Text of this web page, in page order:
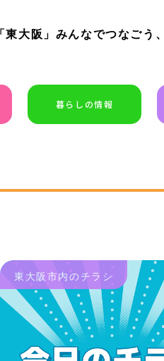
東大阪」みんなでつなごう
暮らしの情報
東大阪市内のチラシ